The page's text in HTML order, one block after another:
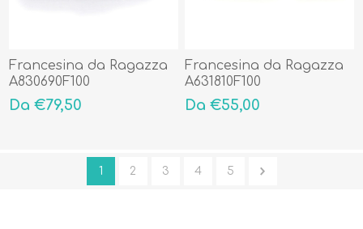
Francesina da Ragazza
A830690F100
Da €79,50
Francesina da Ragazza
A631810F100
Da €55,00
1 2 3 4 5